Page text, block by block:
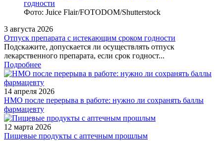
Фото: Juice Flair/FOTODOM/Shutterstoсk
3 августа 2026
Отпуск препарата с истекающим сроком годности
Подскажите, допускается ли осуществлять отпуск
лекарственного препарата, если срок годност...
Подробнее
14 апреля 2026
НМО после перерыва в работе: нужно ли сохранять баллы
фармацевту
12 марта 2026
Пищевые продукты с аптечным прошлым